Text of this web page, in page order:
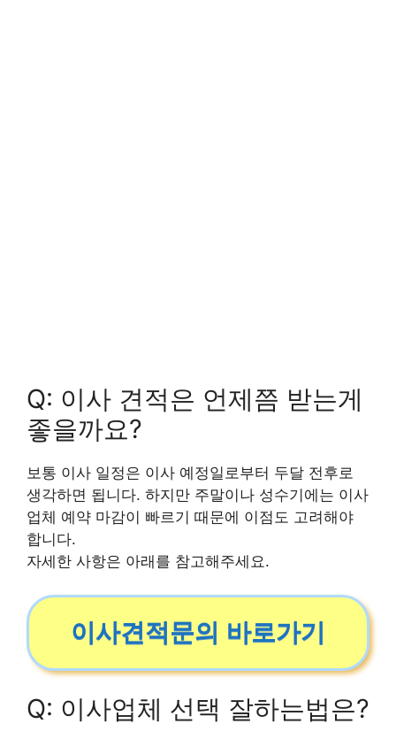
Q: 이사 견적은 언제쯤 받는게
좋을까요?
보통 이사 일정은 이사 예정일로부터 두달 전후로
생각하면 됩니다. 하지만 주말이나 성수기에는 이사
업체 예약 마감이 빠르기 때문에 이점도 고려해야
합니다.
자세한 사항은 아래를 참고해주세요.
이사견적문의 바로가기
Q: 이사업체 선택 잘하는법은?